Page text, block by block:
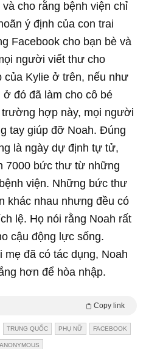
cho rằng bệnh viện chỉ
ý định của con trai
Facebook cho bạn bè và
người viết thư cho
Kylie ở trên, nếu như
đó đã làm cho cô bé
hợp này, mọi người
tay giúp đỡ Noah. Đúng
là ngày dự định tự tử,
7000 bức thư từ những
viện. Những bức thư
khác nhau nhưng đều có
lệ. Họ nói rằng Noah rất
cậu động lực sống.
đã có tác dụng, Noah
hơn để hòa nhập.
Copy link
TRUNG QUỐC PHỤ NỮ FACEBOOK
ANONYMOUS